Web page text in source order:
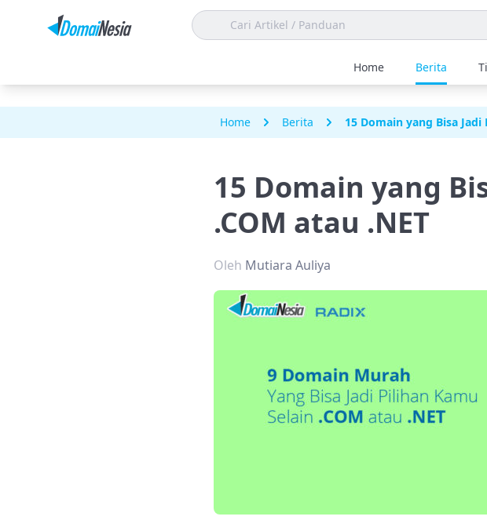
Home Berita
Home Berita 15 Domain yang Bisa Jadi
15 Domain yang
.COM atau .NET
Oleh Mutiara Auliya